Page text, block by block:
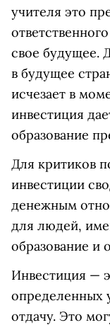
учителя это
свое будущее.
в будущее
исчезает в
инвестиция
образование
Для критиков
инвестиции
денежным
для людей,
образование и
Инвестиция —
определенных
отдачу. Это